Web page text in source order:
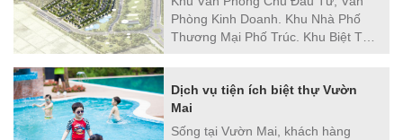
trọng được thiết kế nhấn mạnh vào
không gian mở, thân thiện với thiên
tràn cây xanh và ánh nắng ấm áp.
Phòng Kinh Doanh. Khu Nhà Phố
Thương Mại Phố Trúc. Khu Biệt Thự
Ecopark. Công Viên Mùa Thu (Sân
Tập Golf)
Dịch vụ tiện ích biệt thự Vườn
Mai
Sống tại Vườn Mai, khách hàng